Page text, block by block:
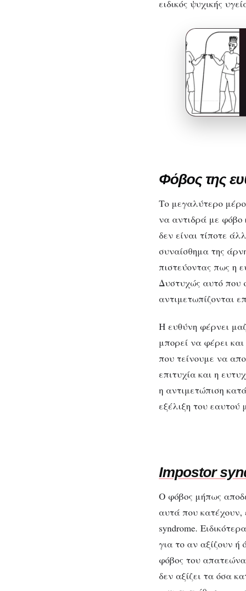
ειδικός ψυχικής
Φόβος της
Το μεγαλύτερο
να αντιδρά με φόβο
δεν είναι τίποτε
συναίσθημα της
πιστεύοντας πως η
Δυστυχώς αυτό που
αντιμετωπίζονται
Η ευθύνη φέρνει
μπορεί να φέρει
που τείνουμε να
επιτυχία και η
η αντιμετώπιση
εξέλιξη του εαυτού
Impostor
Ο φόβος μήπως
αυτά που κατέχουν,
syndrome.
για το αν αξίζουν ή
φόβος του
δεν αξίζει τα όσα